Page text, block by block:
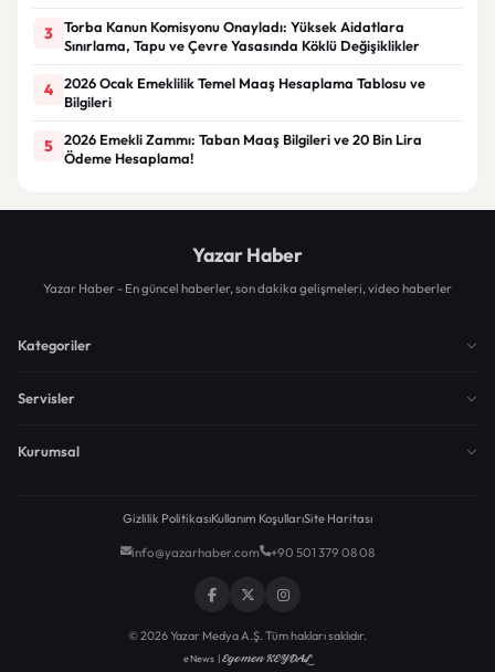
3
Torba Kanun Komisyonu Onayladı: Yüksek Aidatlara
Sınırlama, Tapu ve Çevre Yasasında Köklü Değişiklikler
4
2026 Ocak Emeklilik Temel Maaş Hesaplama Tablosu ve
Bilgileri
5
2026 Emekli Zammı: Taban Maaş Bilgileri ve 20 Bin Lira
Ödeme Hesaplama!
Yazar Haber
Yazar Haber - En güncel haberler, son dakika gelişmeleri, video haberler
Kategoriler
Servisler
Kurumsal
Gizlilik PolitikasıKullanım KoşullarıSite Haritası
info@yazarhaber.com +90 501 379 08 08
© 2026 Yazar Medya A.Ş. Tüm hakları saklıdır.
eNews |Egemen KEYDAL